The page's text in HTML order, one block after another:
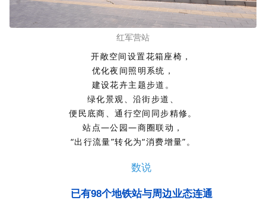
红军营站
开敞空间设置花箱座椅，
优化夜间照明系统，
建设花卉主题步道。
绿化景观、沿街步道、
便民底商、通行空间同步精修。
站点—公园—商圈联动，
“出行流量”转化为“消费增量”。
数说
已有98个地铁站与周边业态连通